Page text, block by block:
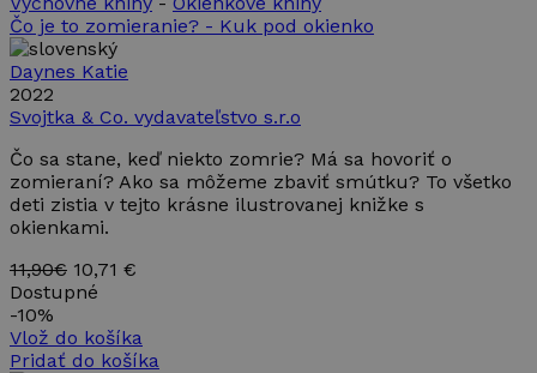
Čo je to zomieranie? - Kuk pod okienko
Daynes Katie
2022
Svojtka & Co. vydavateľstvo s.r.o
Čo sa stane, keď niekto zomrie? Má sa hovoriť o
zomieraní? Ako sa môžeme zbaviť smútku? To všetko
deti zistia v tejto krásne ilustrovanej knižke s
okienkami.
11,90€ 10,71 €
Dostupné
-10%
Vlož do košíka
Pridať do košíka